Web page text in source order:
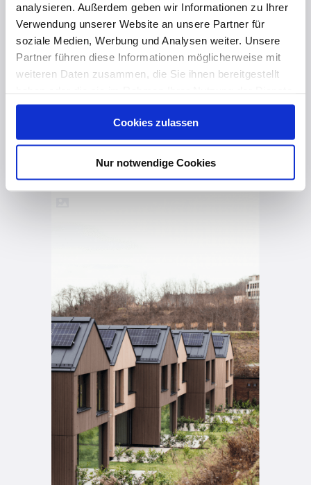
analysieren. Außerdem geben wir Informationen zu Ihrer
Verwendung unserer Website an unsere Partner für
soziale Medien, Werbung und Analysen weiter. Unsere
Partner führen diese Informationen möglicherweise mit
weiteren Daten zusammen, die Sie ihnen bereitgestellt
gesammelt haben. Hier finden Sie Informationen zum
und unserImpressum.
Cookies zulassen
Nur notwendige Cookies
vor 10 Monaten
Moderne Doppelhaus-Anlage im Kremstal aus DHF Unterdeckplatten